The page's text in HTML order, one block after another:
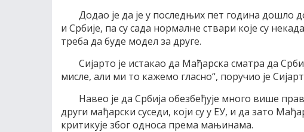
Додао је да је у последњих пет година дошло
и Србије, па су сада нормалне ствари које су
треба да буде модел за друге.
Сијарто је истакао да Мађарска сматра да
мисле, али ми то кажемо гласно“, поручио је
Навео је да Србија обезбеђује много више
други мађарски суседи, који су у ЕУ, и да зато
критикује због односа према мањинама.